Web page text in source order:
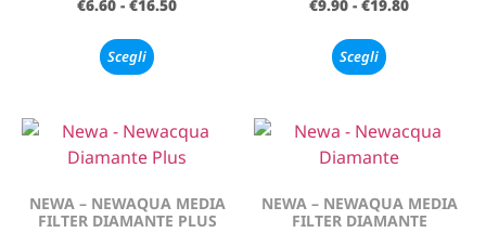
€6.60 - €16.50
Scegli
€9.90 - €19.80
Scegli
NEWA – NEWAQUA MEDIA
FILTER DIAMANTE PLUS
NEWA – NEWAQUA MEDIA
FILTER DIAMANTE